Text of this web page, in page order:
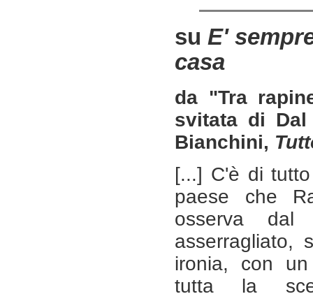
su E'
casa
da "Tra
svitata di
Bianchini,
[...] C'è di
paese che
osserva dal
asserragliato,
ironia, con
tutta la